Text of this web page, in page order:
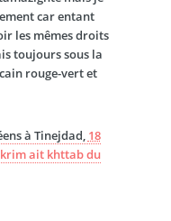
car entant
les mêmes droits
toujours sous la
rouge-vert et
à Tinejdad, 18
ait khttab du